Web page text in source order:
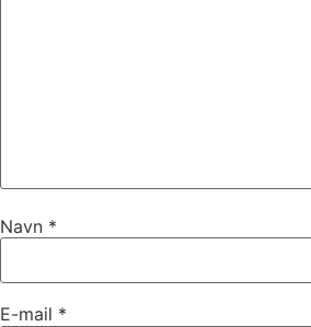
Navn *
E-mail *